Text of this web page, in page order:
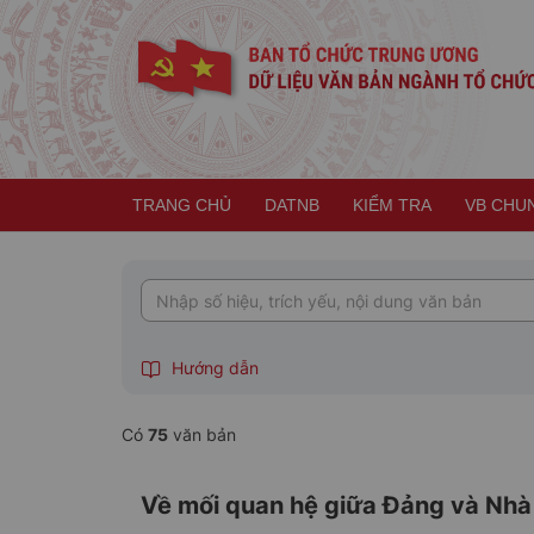
TRANG CHỦ DATNB
Hành tinh xanh Thư mục hành tinh
KIỂM TRA
con
VB
Hướng dẫn
Có 75 văn bản
Về mối quan hệ giữa Đảng và